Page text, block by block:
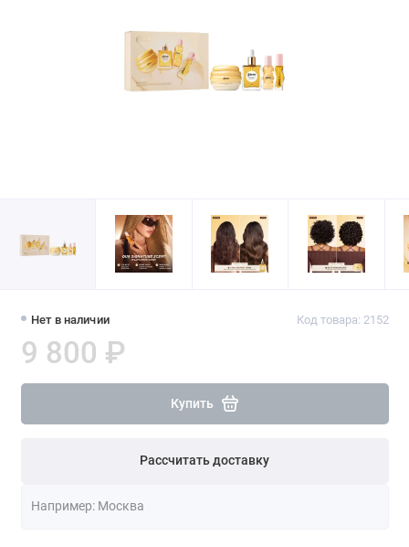
Нет в наличии Код товара: 2152
9 800 ₽
Купить
Рассчитать доставку